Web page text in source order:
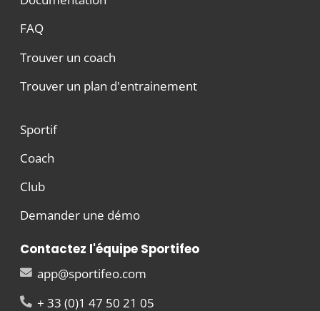
FAQ
Trouver un coach
Trouver un plan d'entrainement
Sportif
Coach
Club
Demander une démo
Contactez l'équipe Sportifeo
app@sportifeo.com
+ 33 (0)1 47 50 21 05